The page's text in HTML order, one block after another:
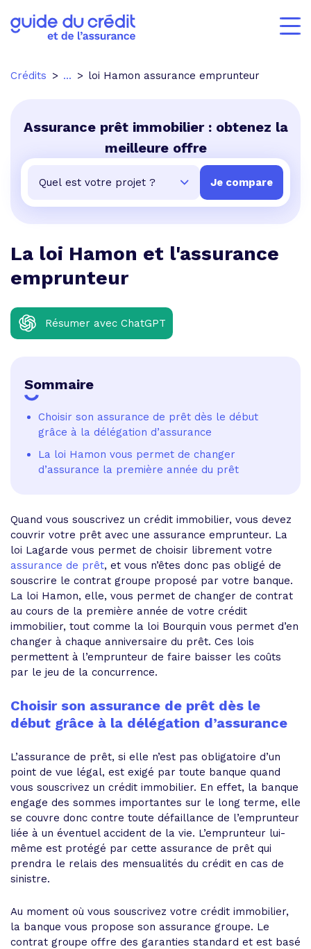
Crédits ... loi Hamon assurance emprunteur
Assurance prêt immobilier : obtenez la
meilleure offre
La loi Hamon et l'assurance
emprunteur
Résumer avec ChatGPT
Sommaire
Choisir son assurance de prêt dès le début
grâce à la délégation d’assurance
La loi Hamon vous permet de changer
d’assurance la première année du prêt
Quand vous souscrivez un crédit immobilier, vous devez
couvrir votre prêt avec une assurance emprunteur. La
loi Lagarde vous permet de choisir librement votre
assurance de prêt, et vous n’êtes donc pas obligé de
souscrire le contrat groupe proposé par votre banque.
La loi Hamon, elle, vous permet de changer de contrat
au cours de la première année de votre crédit
immobilier, tout comme la loi Bourquin vous permet d’en
changer à chaque anniversaire du prêt. Ces lois
permettent à l’emprunteur de faire baisser les coûts
par le jeu de la concurrence.
Choisir son assurance de prêt dès le
début grâce à la délégation d’assurance
L’assurance de prêt, si elle n’est pas obligatoire d’un
point de vue légal, est exigé par toute banque quand
vous souscrivez un crédit immobilier. En effet, la banque
engage des sommes importantes sur le long terme, elle
se couvre donc contre toute défaillance de l’emprunteur
liée à un éventuel accident de la vie. L’emprunteur lui-
même est protégé par cette assurance de prêt qui
prendra le relais des mensualités du crédit en cas de
sinistre.
Au moment où vous souscrivez votre crédit immobilier,
la banque vous propose son assurance groupe. Le
contrat groupe offre des garanties standard et est basé